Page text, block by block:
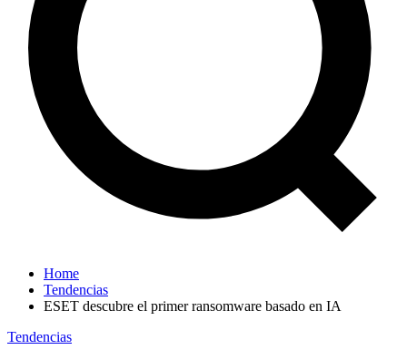
Home
Tendencias
ESET descubre el primer ransomware basado en IA
Tendencias